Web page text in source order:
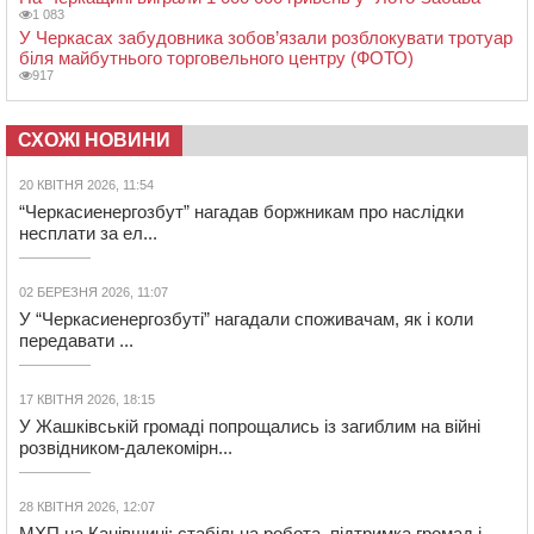
1 083
У Черкасах забудовника зобов’язали розблокувати тротуар
біля майбутнього торговельного центру (ФОТО)
917
СХОЖІ НОВИНИ
20 КВІТНЯ 2026, 11:54
“Черкасиенергозбут” нагадав боржникам про наслідки
несплати за ел...
02 БЕРЕЗНЯ 2026, 11:07
У “Черкасиенергозбуті” нагадали споживачам, як і коли
передавати ...
17 КВІТНЯ 2026, 18:15
У Жашківській громаді попрощались із загиблим на війні
розвідником-далекомірн...
28 КВІТНЯ 2026, 12:07